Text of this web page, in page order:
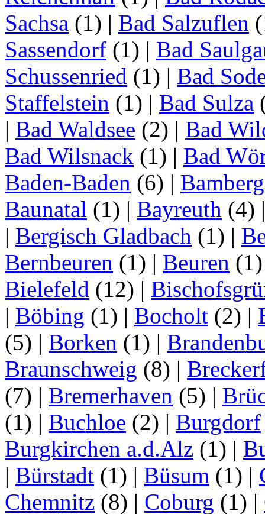
Sachsa (1) | Bad Salzuflen
Sassendorf (1) | Bad
Schussenried (1) | Bad
Staffelstein (1) | Bad Sulza
| Bad Waldsee (2) | Bad
Bad Wilsnack (1) | Bad
Baden-Baden (6) | Bamberg
Baunatal (1) | Bayreuth (4)
| Bergisch Gladbach (1) |
Bernbeuren (1) | Beuren
Bielefeld (12) |
| Böbing (1) | Bocholt (2) |
(5) | Borken (1) |
Braunschweig (8) |
(7) | Bremerhaven (5) |
(1) | Buchloe (2) | Burgdorf
Burgkirchen a.d.Alz (1) |
| Bürstadt (1) | Büsum (1) |
Chemnitz (8) | Coburg (1) |